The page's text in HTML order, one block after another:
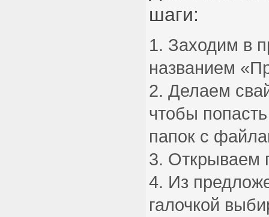
шаги:
Заходим в
названием
Делаем
чтобы
папок с
Открываем
Из
галочкой